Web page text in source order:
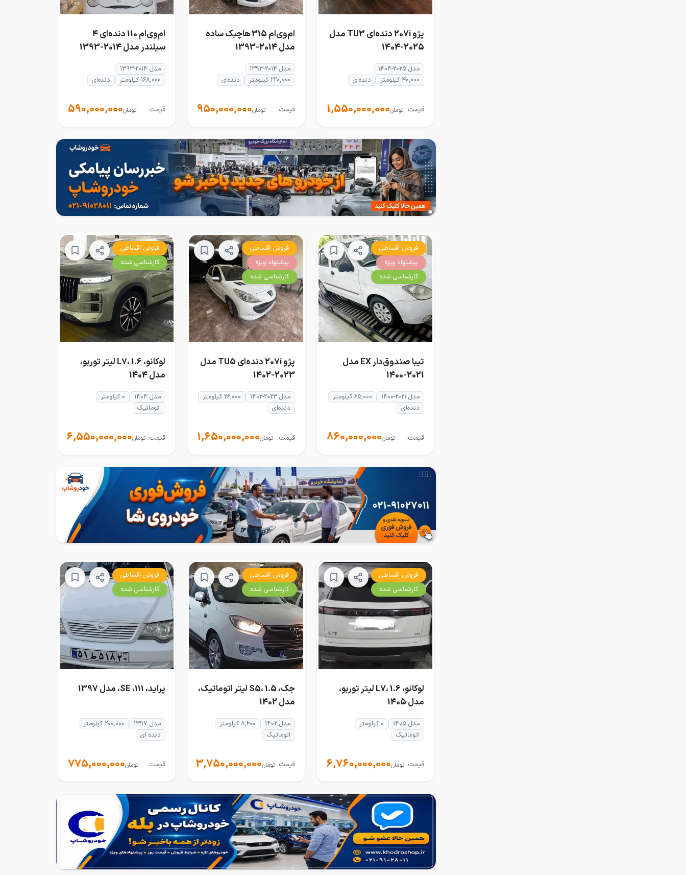
پژو 207i دنده‌ای TU3 مدل
2025-1404
مدل 2025-1404
40,000 کیلومتر
دنده‌ای
قیمت: 1,550,000,000تومان
ام‌وی‌ام 315 هاچبک ساده
مدل 2014-1393
مدل 2014-1393
220,000 کیلومتر
دنده‌ای
قیمت: 950,000,000تومان
ام‌وی‌ام 110 دنده‌ای ۴
سیلندر مدل 2014-1393
مدل 2014-1393
168,000 کیلومتر
دنده‌ای
قیمت: 590,000,000تومان
فروش اقساطی
پیشنهاد ویژه
کارشناسی شده
تیبا صندوق‌دار EX مدل
2021-1400
مدل 2021-1400
65,000 کیلومتر
دنده‌ای
قیمت: 860,000,000تومان
فروش اقساطی
پیشنهاد ویژه
کارشناسی شده
پژو 207i دنده‌ای TU5 مدل
2023-1402
مدل 2023-1402
26,000 کیلومتر
دنده‌ای
قیمت: 1,650,000,000تومان
فروش اقساطی
کارشناسی شده
لوکانو، L7، 1.6 لیتر توربو،
مدل 1404
مدل 1404
0 کیلومتر
اتوماتیک
قیمت: 6,550,000,000تومان
فروش اقساطی
کارشناسی شده
لوکانو، L7، 1.6 لیتر توربو،
مدل 1405
مدل 1405
0 کیلومتر
اتوماتیک
قیمت: 6,760,000,000تومان
فروش اقساطی
کارشناسی شده
جک، S5، 1.5 لیتر اتوماتیک،
مدل 1402
مدل 1402
8,600 کیلومتر
اتوماتیک
قیمت: 3,750,000,000تومان
فروش اقساطی
کارشناسی شده
پراید، 111، SE، مدل 1397
مدل 1397
200,000 کیلومتر
دنده ای
قیمت: 775,000,000تومان